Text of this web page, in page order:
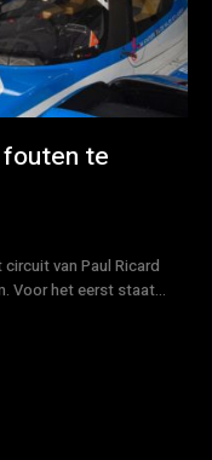
te
van Paul Ricard
Voor het eerst staat...